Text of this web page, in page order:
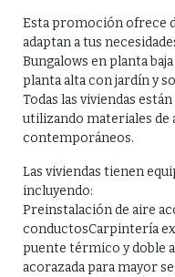
Esta promoción ofrece
adaptan a tus
Bungalows en planta
planta alta con jardín y
Todas las viviendas
utilizando materiales de
contemporáneos.
Las viviendas tienen
incluyendo:
Preinstalación de aire
conductosCarpintería
puente térmico y doble
acorazada para mayor